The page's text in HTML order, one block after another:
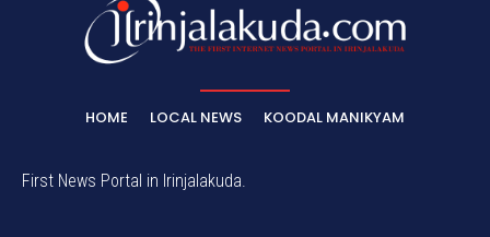
HOME LOCAL NEWS KOODAL MANIKYAM
First News Portal in Irinjalakuda.